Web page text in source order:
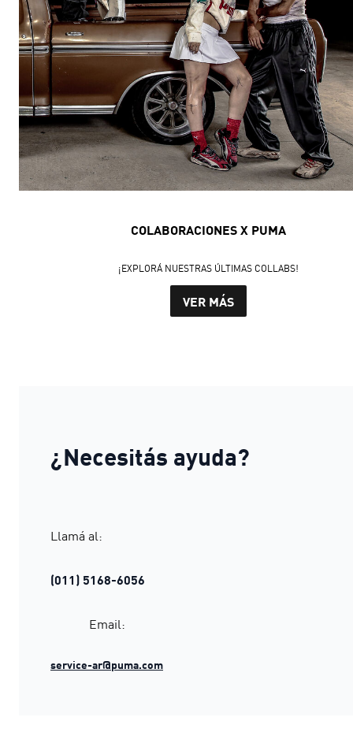
COLABORACIONES X PUMA
¡EXPLORÁ NUESTRAS ÚLTIMAS COLLABS!
VER MÁS
¿Necesitás ayuda?
Llamá al:
(011) 5168-6056
Email:
service-ar@puma.com